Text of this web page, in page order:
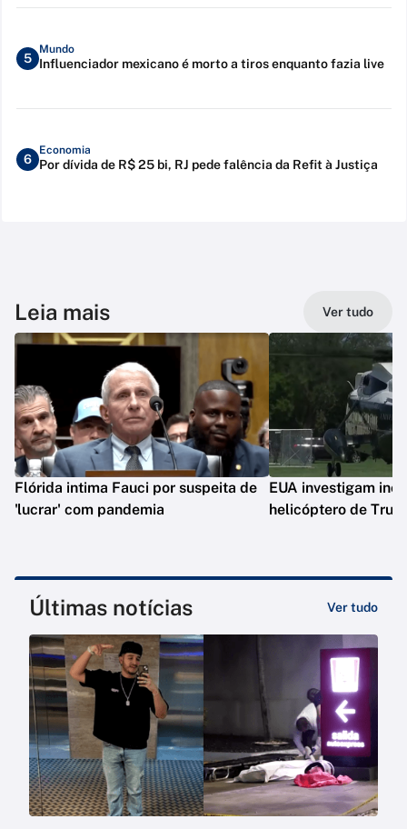
5
Mundo
Influenciador mexicano é morto a tiros enquanto fazia live
6
Economia
Por dívida de R$ 25 bi, RJ pede falência da Refit à Justiça
Leia mais Ver tudo
Flórida intima Fauci por suspeita de
'lucrar' com pandemia
EUA investigam
helicóptero de
Últimas notícias Ver tudo